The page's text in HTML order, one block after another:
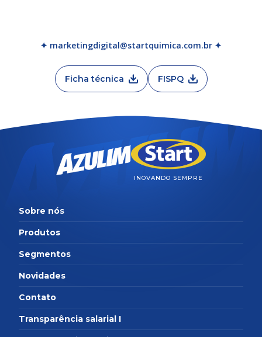
✦ marketingdigital@startquimica.com.br ✦
Ficha técnica FISPQ
INOVANDO SEMPRE
Sobre nós
Produtos
Segmentos
Novidades
Contato
Transparência salarial I